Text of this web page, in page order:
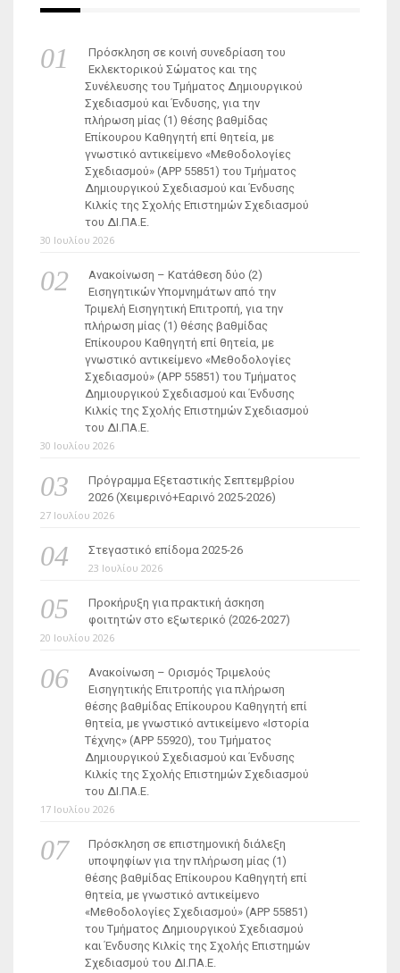
Πρόσκληση σε κοινή συνεδρίαση του
Εκλεκτορικού Σώματος και της
Συνέλευσης του Τμήματος Δημιουργικού
Σχεδιασμού και Ένδυσης, για την
πλήρωση μίας (1) θέσης βαθμίδας
Επίκουρου Καθηγητή επί θητεία, με
γνωστικό αντικείμενο «Μεθοδολογίες
Σχεδιασμού» (ΑΡΡ 55851) του Τμήματος
Δημιουργικού Σχεδιασμού και Ένδυσης
Κιλκίς της Σχολής Επιστημών Σχεδιασμού
του ΔΙ.ΠΑ.Ε.
30 Ιουλίου 2026
Ανακοίνωση – Κατάθεση δύο (2)
Εισηγητικών Υπομνημάτων από την
Τριμελή Εισηγητική Επιτροπή, για την
πλήρωση μίας (1) θέσης βαθμίδας
Επίκουρου Καθηγητή επί θητεία, με
γνωστικό αντικείμενο «Μεθοδολογίες
Σχεδιασμού» (ΑΡΡ 55851) του Τμήματος
Δημιουργικού Σχεδιασμού και Ένδυσης
Κιλκίς της Σχολής Επιστημών Σχεδιασμού
του ΔΙ.ΠΑ.Ε.
30 Ιουλίου 2026
Πρόγραμμα Εξεταστικής Σεπτεμβρίου
2026 (Χειμερινό+Εαρινό 2025-2026)
27 Ιουλίου 2026
Στεγαστικό επίδομα 2025-26
23 Ιουλίου 2026
Προκήρυξη για πρακτική άσκηση
φοιτητών στο εξωτερικό (2026-2027)
20 Ιουλίου 2026
Ανακοίνωση – Ορισμός Τριμελούς
Εισηγητικής Επιτροπής για πλήρωση
θέσης βαθμίδας Επίκουρου Καθηγητή επί
θητεία, με γνωστικό αντικείμενο «Ιστορία
Τέχνης» (ΑΡΡ 55920), του Τμήματος
Δημιουργικού Σχεδιασμού και Ένδυσης
Κιλκίς της Σχολής Επιστημών Σχεδιασμού
του ΔΙ.ΠΑ.Ε.
17 Ιουλίου 2026
Πρόσκληση σε επιστημονική διάλεξη
υποψηφίων για την πλήρωση μίας (1)
θέσης βαθμίδας Επίκουρου Καθηγητή επί
θητεία, με γνωστικό αντικείμενο
«Μεθοδολογίες Σχεδιασμού» (ΑΡΡ 55851)
του Τμήματος Δημιουργικού Σχεδιασμού
και Ένδυσης Κιλκίς της Σχολής Επιστημών
Σχεδιασμού του ΔΙ.ΠΑ.Ε.